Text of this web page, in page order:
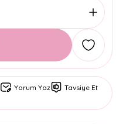
Yorum Yaz
Tavsiye Et